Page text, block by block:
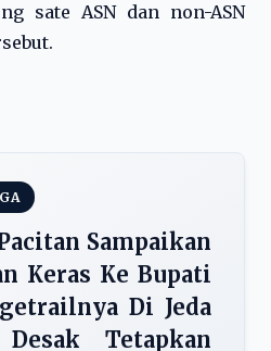
sate ASN dan non-ASN
Sampaikan
Keras Ke Bupati
Di Jeda
Desak Tetapkan